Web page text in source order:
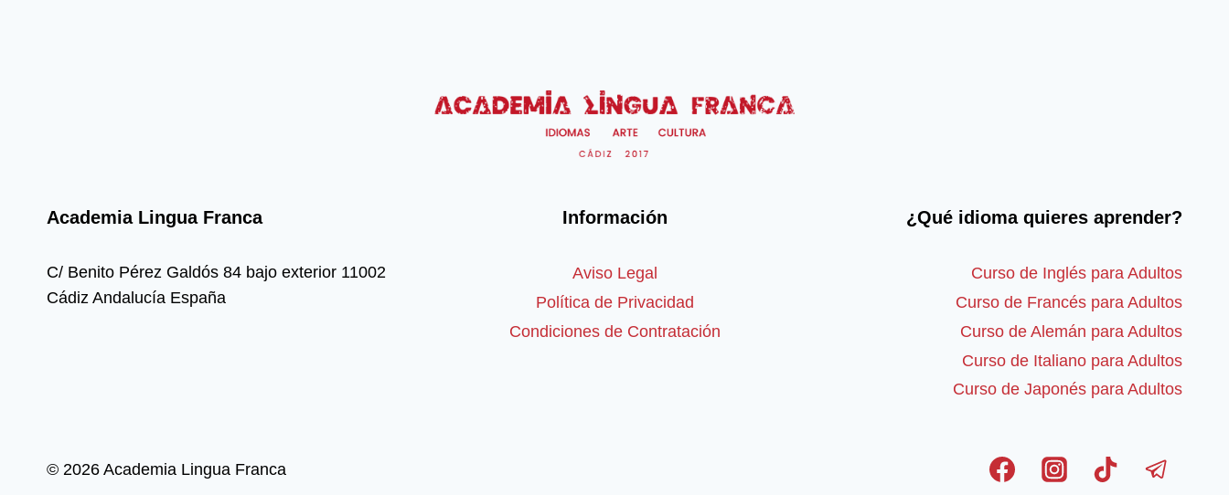
Academia Lingua Franca
C/ Benito Pérez Galdós 84 bajo exterior 11002
Cádiz Andalucía España
Información
Aviso Legal
Política de Privacidad
Condiciones de Contratación
¿Qué idioma quieres aprender?
Curso de Inglés para Adultos
Curso de Francés para Adultos
Curso de Alemán para Adultos
Curso de Italiano para Adultos
Curso de Japonés para Adultos
© 2026 Academia Lingua Franca